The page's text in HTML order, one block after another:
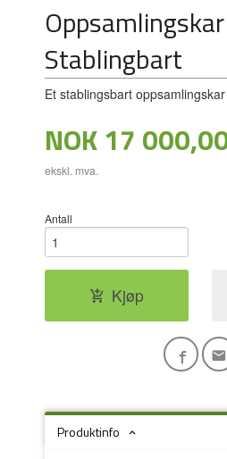
Stablingbart
Et stablingsbart
Pris
NOK17
ekskl. mva.
Antall
Kjøp
Produktinfo